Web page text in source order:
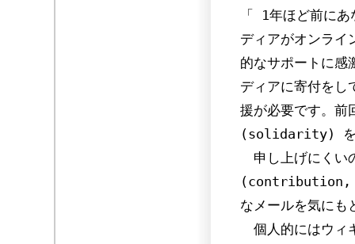
「 1年ほど前に
ディアがオンライ
的なサポートに感
ディアに寄付をし
援が必要です。
(solidarity) を深
申し上げにくい
(contribution,
なメールを気にも
個人的にはウィ